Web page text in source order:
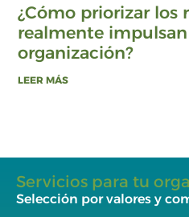
¿Cómo priorizar los
realmente
organización?
LEER MÁS
Servicios para tu
Selección por valores y